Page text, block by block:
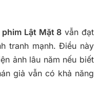
Lật Mặt 8 vẫn đạt
tranh mạnh. Điều này
ảnh lâu năm nếu biết
giả vẫn có khả năng